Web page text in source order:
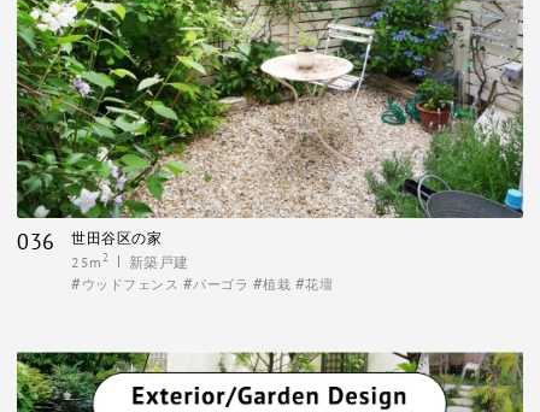
036
世田谷区の家
25m 2 新築戸建
ウッドフェンス パーゴラ 植栽 花壇